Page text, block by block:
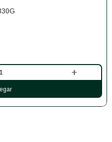
+